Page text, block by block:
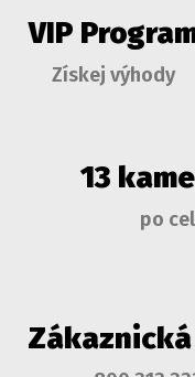
VIP
Získej výhody
13
po